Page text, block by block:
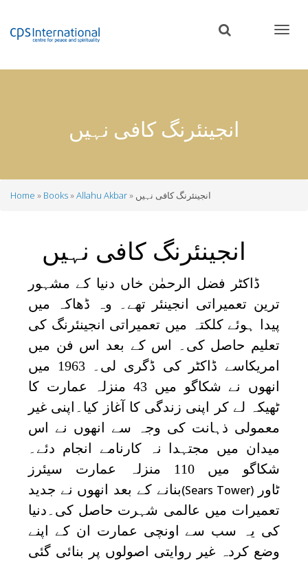
content
انجینئرنگ کافی نہیں
Home Books Allahu Akbar انجینئرنگ کافی نہیں
انجینئرنگ کافی نہیں
ڈاکٹر فضل الرحمٰن خاں دنیا کے مشہور
ترین تعمیراتی انجینئر تھے۔ وہ ڈھاکہ میں
پیدا ہوئے کلکتہ میں تعمیراتی انجینئرنگ کی
تعلیم حاصل کی۔ اس کے بعد اس فن میں
امریکاسے ڈاکٹر کی ڈگری لی۔ 1963 میں
انھوں نے شکاگو میں 43 منزلہ عمارت کا
ٹھیکہ لے کر اپنی زندگی کا آغاز کیا۔اپنی غیر
معمولی ذہانت کی وجہ سے انھوں نے اس
میدان میں مجتہدا نہ کارنامے انجام دئے۔
شکاگو میں 110 منزلہ عمارت سیئرز
ٹاور (Sears Tower)بنانے کے بعد انھوں نے جدید
تعمیرات میں عالمی شہرت حاصل کی۔دنیا
کی یہ سب سے اونچی عمارت ان کے اپنے
وضع کردہ غیر روایتی اصولوں پر بنائی گئی